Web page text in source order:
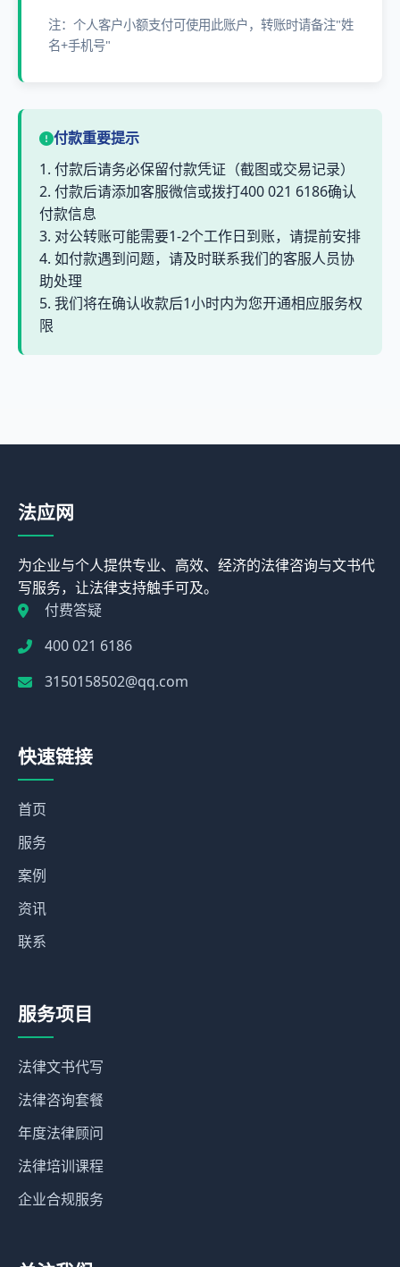
注：个人客户小额支付可使用此账户，转账时请备注"姓
名+手机号"
付款重要提示
1. 付款后请务必保留付款凭证（截图或交易记录）
2. 付款后请添加客服微信或拨打400 021 6186确认
付款信息
3. 对公转账可能需要1-2个工作日到账，请提前安排
4. 如付款遇到问题，请及时联系我们的客服人员协
助处理
5. 我们将在确认收款后1小时内为您开通相应服务权
限
法应网
为企业与个人提供专业、高效、经济的法律咨询与文书代
写服务，让法律支持触手可及。
付费答疑
400 021 6186
3150158502@qq.com
快速链接
首页
服务
案例
资讯
联系
服务项目
法律文书代写
法律咨询套餐
年度法律顾问
法律培训课程
企业合规服务